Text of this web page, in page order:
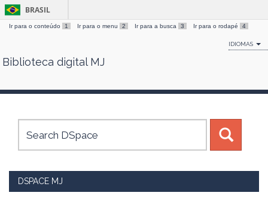
Skip
BRASIL
Ir para o conteúdo 1 Ir para o menu 2 Ir para a busca 3 Ir para o rodapé 4
IDIOMAS
Biblioteca digital MJ
DSPACE MJ